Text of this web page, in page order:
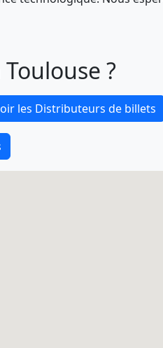
?
les Distributeurs de billets